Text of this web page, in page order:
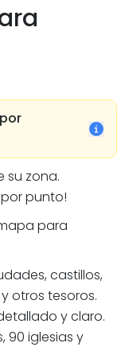
su zona.
punto!
para
castillos,
otros tesoros.
y claro.
90 iglesias y